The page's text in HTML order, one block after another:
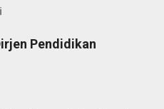
Pendidikan